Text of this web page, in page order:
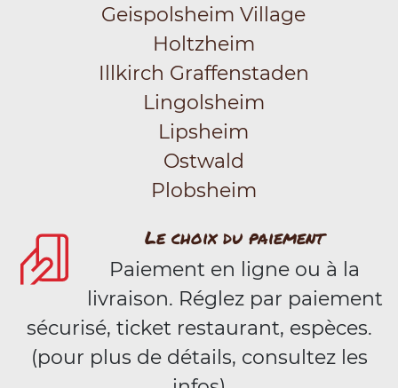
Geispolsheim Village
Holtzheim
Illkirch Graffenstaden
Lingolsheim
Lipsheim
Ostwald
Plobsheim
Le choix du paiement
Paiement en ligne ou à la
livraison. Réglez par paiement
sécurisé, ticket restaurant, espèces.
(pour plus de détails, consultez les